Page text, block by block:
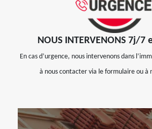
NOUS INTERVENONS 7j/7
En cas d’urgence, nous intervenons dans
à nous contacter via le formulaire ou à